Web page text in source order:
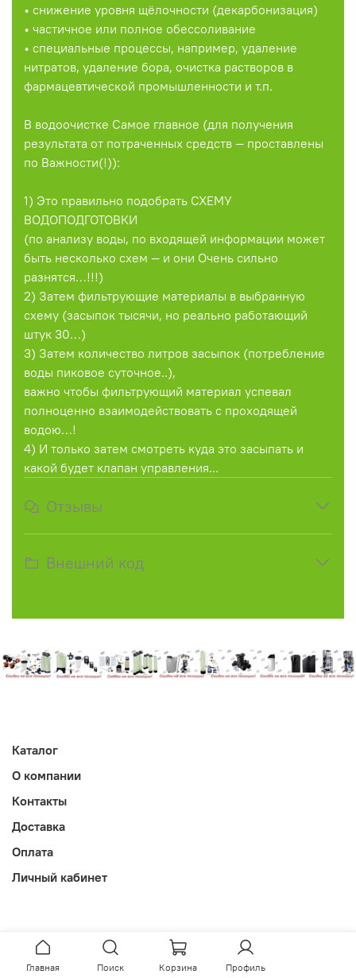
• снижение уровня щёлочности (декарбонизация)
• частичное или полное обессоливание
• специальные процессы, например, удаление
нитратов, удаление бора, очистка растворов в
фармацевтической промышленности и т.п.
В водоочистке Самое главное (для получения
результата от потраченных средств — проставлены
по Важности(!)):
1) Это правильно подобрать СХЕМУ
ВОДОПОДГОТОВКИ
(по анализу воды, по входящей информации может
быть несколько схем — и они Очень сильно
разнятся…!!!)
2) Затем фильтрующие материалы в выбранную
схему (засыпок тысячи, но реально работающий
штук 30…)
3) Затем количество литров засыпок (потребление
воды пиковое суточное..),
важно чтобы фильтрующий материал успевал
полноценно взаимодействовать с проходящей
водою…!
4) И только затем смотреть куда это засыпать и
какой будет клапан управления...
Отзывы
Внешний код
Каталог
О компании
Контакты
Доставка
Оплата
Личный кабинет
Главная Поиск Корзина Профиль